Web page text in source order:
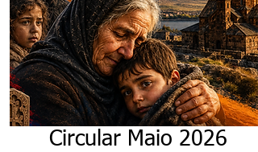
Circular Maio 2026